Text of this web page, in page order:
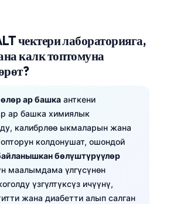
чектери лабораторияга,
калк топтомуна
ар башка анткени
ар башка химиялык
калибрлөө ыкмаларын жана
колдонушат, ошондой
бөлүштүрүүлөр
маалымдама үлгүсүнөн
үзгүлтүксүз ичүүнү,
жана диабетти алып салган